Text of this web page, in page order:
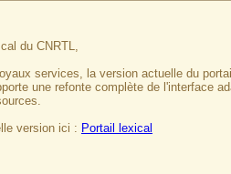
du CNRTL,
services, la version actuelle du
une refonte complète de l'interface
version ici : Portail lexical